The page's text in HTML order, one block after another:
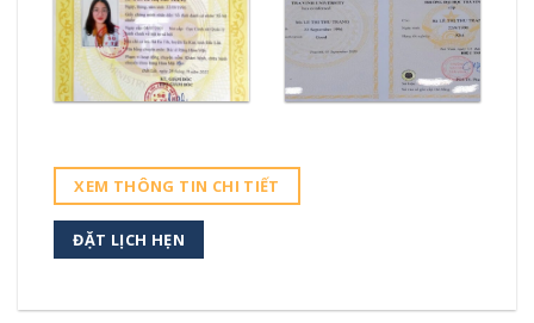
XEM THÔNG TIN CHI TIẾT
ĐẶT LỊCH HẸN